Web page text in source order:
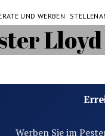
UND WERBEN
Werben Sie im